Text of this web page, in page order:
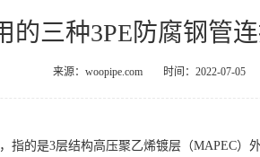
的三种3PE防腐钢管
来源：woopipe.com 时间：2022-07-05
指的是3层结构高压聚乙烯镀层（MAPEC）